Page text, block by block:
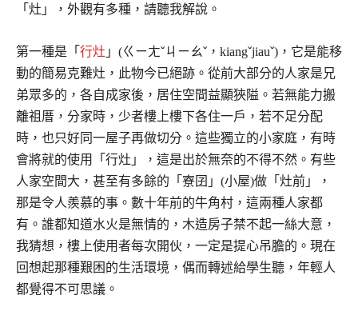
「灶」，外觀有多種，請聽我解說。
第一種是「 行灶 」(ㄍㄧㄤˇㄐㄧㄠˇ，kiangˇjiauˇ)，它是能移
動的簡易克難灶，此物今已絕跡。從前大部分的人家是兄
弟眾多的，各自成家後，居住空間益顯狹隘。若無能力搬
離祖厝，分家時，少者樓上樓下各住一戶，若不足分配
時，也只好同一屋子再做切分。這些獨立的小家庭，有時
會將就的使用「行灶」，這是出於無奈的不得不然。有些
人家空間大，甚至有多餘的「寮囝」(小屋)做「灶前」，
那是令人羨慕的事。數十年前的牛角村，這兩種人家都
有。誰都知道水火是無情的，木造房子禁不起一絲大意，
我猜想，樓上使用者每次開伙，一定是提心吊膽的。現在
回想起那種艱困的生活環境，偶而轉述給學生聽，年輕人
都覺得不可思議。